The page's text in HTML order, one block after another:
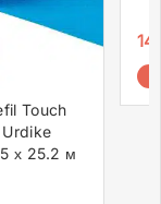
Touch
х 25.2 м